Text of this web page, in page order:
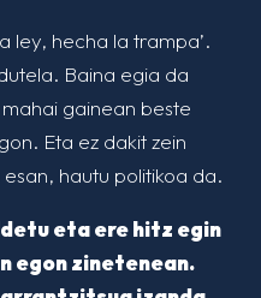
ley, hecha la trampa’.
Baina egia da
gainean beste
Eta ez dakit zein
hautu politikoa da.
eta ere hitz egin
egon zinetenean.